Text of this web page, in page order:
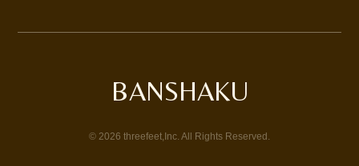
BANSHAKU
© 2026 threefeet,Inc. All Rights Reserved.